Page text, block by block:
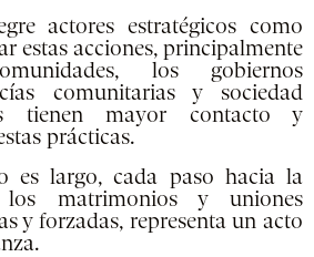
actores estratégicos como
estas acciones, principalmente
los gobiernos
comunitarias y sociedad
tienen mayor contacto y
prácticas.
es largo, cada paso hacia la
los matrimonios y uniones
y forzadas, representa un acto